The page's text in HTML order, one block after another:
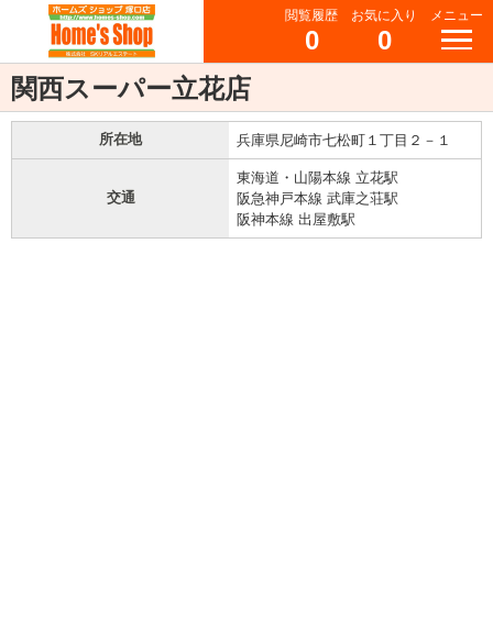
閲覧履歴
0
お気に入り
0
メニュー
関西スーパー立花店
所在地 兵庫県尼崎市七松町１丁目２－１
交通
東海道・山陽本線 立花駅
阪急神戸本線 武庫之荘駅
阪神本線 出屋敷駅